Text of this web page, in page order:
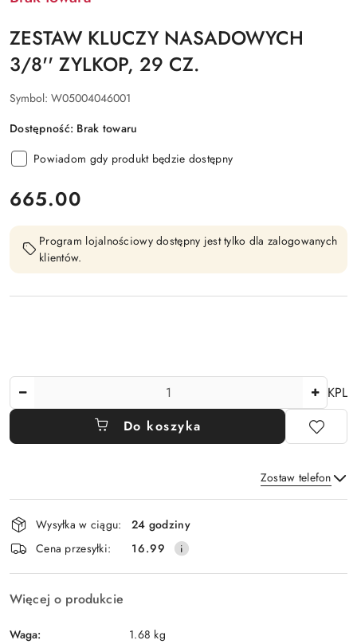
ZESTAW KLUCZY NASADOWYCH
3/8'' ZYLKOP, 29 CZ.
Symbol: W05004046001
Dostępność: Brak towaru
Powiadom gdy produkt będzie dostępny
cena:
665.00
Program lojalnościowy dostępny jest tylko dla zalogowanych
klientów.
KPL
Do koszyka
Zostaw telefon
Wyślij
Dostępność
i
dostawa
Wysyłka w ciągu:
24 godziny
Cena przesyłki:
16.99
Więcej o produkcie
Waga: 1.68 kg